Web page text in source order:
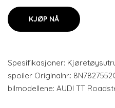
KJØP NÅ
Spesifikasjoner:
spoiler Originalnr.:
bilmodellene: AUDI TT